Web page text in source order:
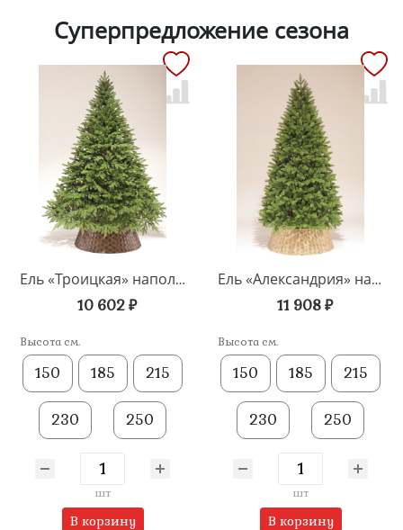
Суперпредложение сезона
Ель «Троицкая» напольная
10 602 ₽
Высота см.
150 185 215
230 250
шт
В корзину
Ель «Александрия» напольная
11 908 ₽
Высота см.
150 185 215
230 250
шт
В корзину